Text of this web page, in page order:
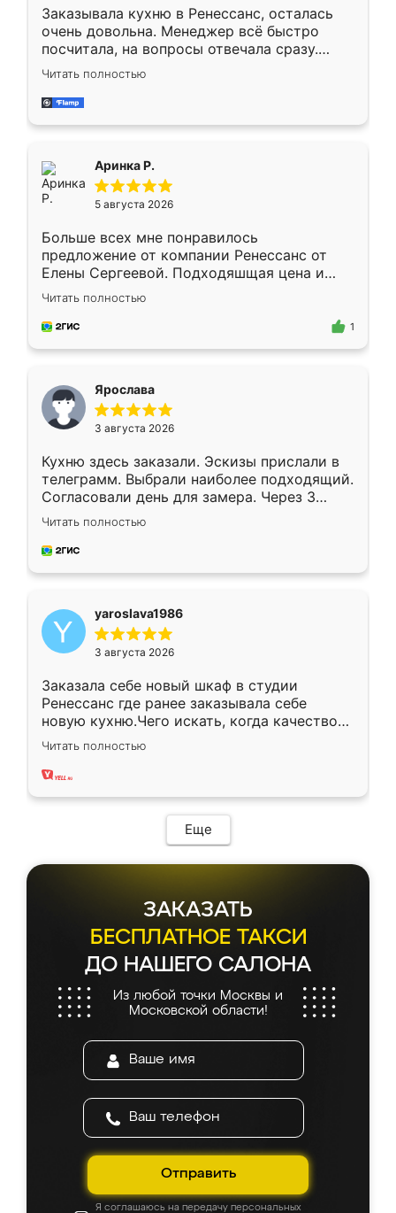
Заказывала кухню в Ренессанс, осталась
очень довольна. Менеджер всё быстро
посчитала, на вопросы отвечала сразу.
Замерщик приехал в субботу, подошёл к
делу со всей ответственностью. Собрали
за день, ребята работали аккуратно, даже
Читать полностью
Аринка Р.
5 августа 2026
Больше всех мне понравилось
предложение от компании Ренессанс от
Елены Сергеевой. Подходяшщая цена и
короткие сроки изготовления. Приехавший
для замера сотрудник Владислав
предложил по моему эскизу самый
Читать полностью
1
Ярослава
3 августа 2026
Кухню здесь заказали. Эскизы прислали в
телеграмм. Выбрали наиболее подходящий.
Согласовали день для замера. Через 3
недели кухня была уже готова. Остались
довольны работой. Спасибо Ренессанс
мебель за качественную работу!
Читать полностью
yaroslava1986
3 августа 2026
Заказала себе новый шкаф в студии
Ренессанс где ранее заказывала себе
новую кухню.Чего искать, когда качеством
вполне довольна. Служит кухня уже почти
два года, нареканий нет.
Читать полностью
Еще
ЗАКАЗАТЬ
БЕСПЛАТНОЕ ТАКСИ
ДО НАШЕГО САЛОНА
Из любой точки Москвы и
Московской области!
Отправить
Я соглашаюсь на передачу персональных